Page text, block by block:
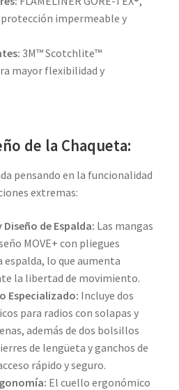
impermeable y
3M™ Scotchlite™
mayor flexibilidad y
de la Chaqueta:
pensando en la funcionalidad
extremas:
Diseño de Espalda: Las mangas
MOVE+ con pliegues
espalda, lo que aumenta
la libertad de movimiento.
Especializado: Incluye dos
para radios con solapas y
además de dos bolsillos
de lengüeta y ganchos de
rápido y seguro.
El cuello ergonómico